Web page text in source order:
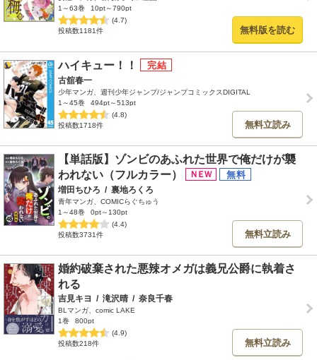
1～63巻
10pt～790pt
(4.7)
投稿数1181件
無料版を読む
ハイキュー！！
古舘春一
少年マンガ、週刊少年ジャンプ/ジャンプコミックスDIGITAL
1～45巻
494pt～513pt
(4.8)
投稿数1718件
無料立読み
【単話版】ゾンビのあふれた世界で俺だけが襲
われない（フルカラー）
増田ちひろ / 裏地ろくろ
青年マンガ、COMICらぐちゅう
1～48巻
0pt～130pt
(4.4)
投稿数3731件
無料立読み
婚約破棄された悪辣オメガは義兄公爵に執着さ
れる
吉見キヨ / 滝沢晴 / 奈良千春
BLマンガ、comic LAKE
1巻
800pt
(4.9)
投稿数218件
無料立読み